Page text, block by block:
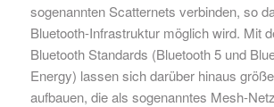
sogenannten Scatternets verbinden, so
Bluetooth-Infrastruktur möglich wird. Mit
Bluetooth Standards (Bluetooth 5 und
Energy) lassen sich darüber hinaus
aufbauen, die als sogenanntes Mesh-